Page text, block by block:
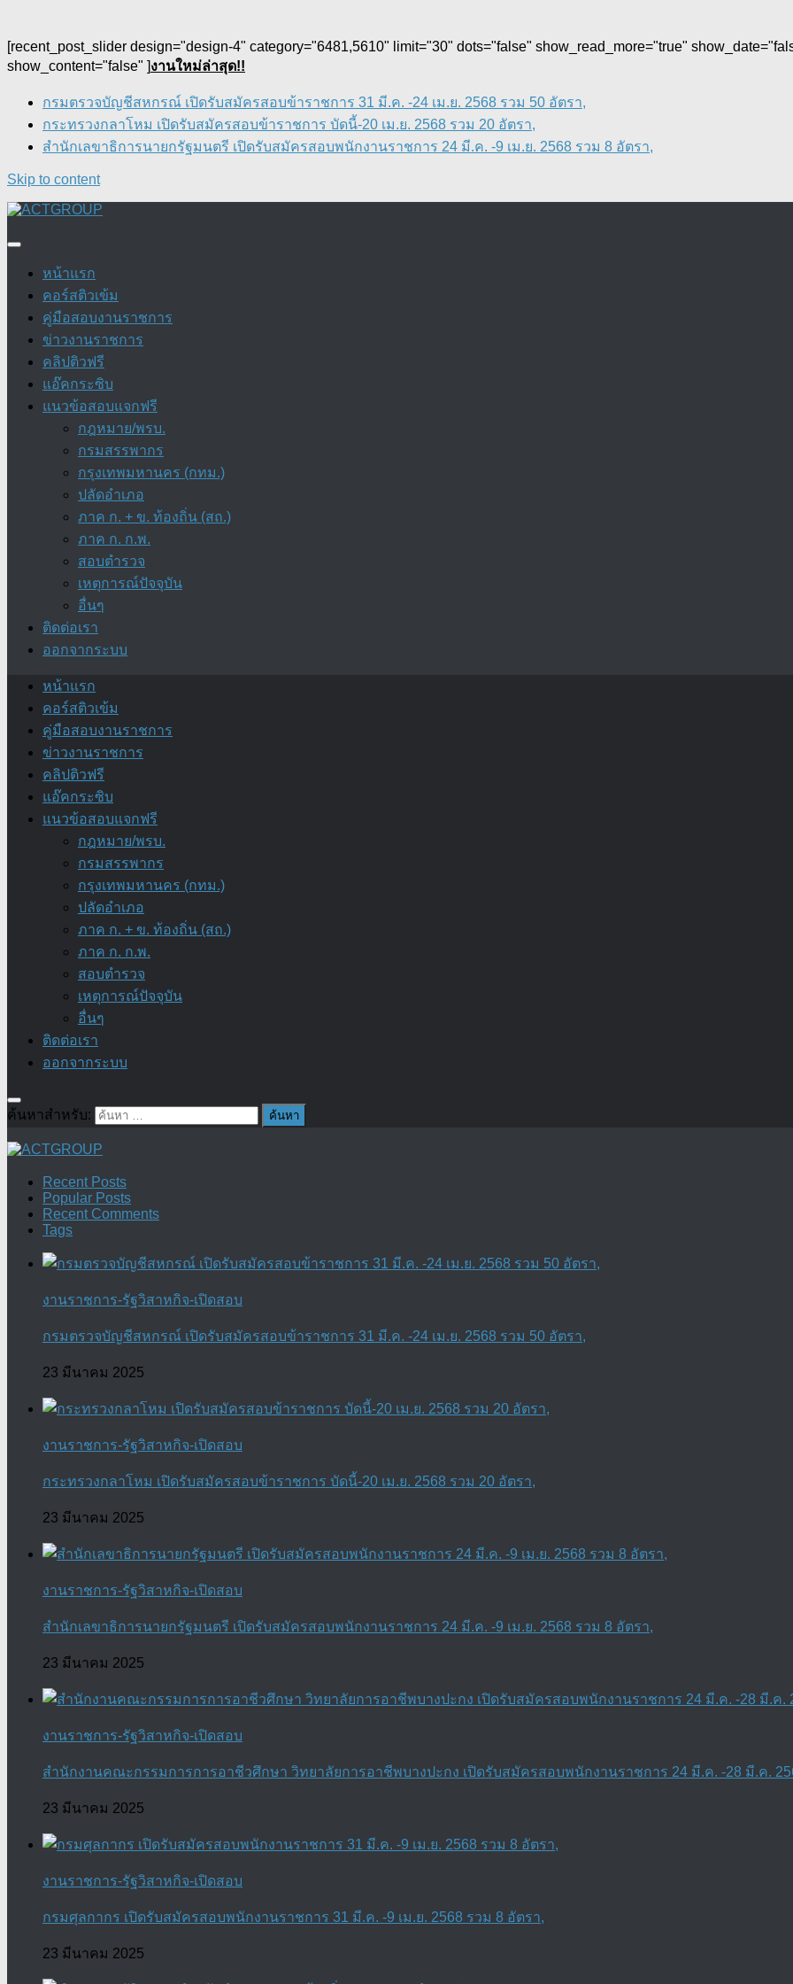
[recent_post_slider design="design-4" category="6481,5610" limit="30" dots="false" show_read_more="true"
show_content="false" ]งานใหม่ล่าสุด!!
กรมตรวจบัญชีสหกรณ์ เปิดรับสมัครสอบข้าราชการ 31 มี.ค. -24 เม.ย. 2568 รวม 50 อัตรา,
กระทรวงกลาโหม เปิดรับสมัครสอบข้าราชการ บัดนี้-20 เม.ย. 2568 รวม 20 อัตรา,
สำนักเลขาธิการนายกรัฐมนตรี เปิดรับสมัครสอบพนักงานราชการ 24 มี.ค. -9 เม.ย. 2568 รวม 8 อัตรา,
Skip to content
หน้าแรก
คอร์สติวเข้ม
คู่มือสอบงานราชการ
ข่าวงานราชการ
คลิปติวฟรี
แอ๊คกระซิบ
แนวข้อสอบแจกฟรี
กฎหมาย/พรบ.
กรมสรรพากร
กรุงเทพมหานคร (กทม.)
ปลัดอำเภอ
ภาค ก. + ข. ท้องถิ่น (สถ.)
ภาค ก. ก.พ.
สอบตำรวจ
เหตุการณ์ปัจจุบัน
อื่นๆ
ติดต่อเรา
ออกจากระบบ
หน้าแรก
คอร์สติวเข้ม
คู่มือสอบงานราชการ
ข่าวงานราชการ
คลิปติวฟรี
แอ๊คกระซิบ
แนวข้อสอบแจกฟรี
กฎหมาย/พรบ.
กรมสรรพากร
กรุงเทพมหานคร (กทม.)
ปลัดอำเภอ
ภาค ก. + ข. ท้องถิ่น (สถ.)
ภาค ก. ก.พ.
สอบตำรวจ
เหตุการณ์ปัจจุบัน
อื่นๆ
ติดต่อเรา
ออกจากระบบ
ค้นหาสำหรับ:
Recent Posts
Popular Posts
Recent Comments
Tags
งานราชการ-รัฐวิสาหกิจ-เปิดสอบ
กรมตรวจบัญชีสหกรณ์ เปิดรับสมัครสอบข้าราชการ 31 มี.ค. -24 เม.ย. 2568 รวม 50 อัตรา,
23 มีนาคม 2025
งานราชการ-รัฐวิสาหกิจ-เปิดสอบ
กระทรวงกลาโหม เปิดรับสมัครสอบข้าราชการ บัดนี้-20 เม.ย. 2568 รวม 20 อัตรา,
23 มีนาคม 2025
งานราชการ-รัฐวิสาหกิจ-เปิดสอบ
สำนักเลขาธิการนายกรัฐมนตรี เปิดรับสมัครสอบพนักงานราชการ 24 มี.ค. -9 เม.ย. 2568 รวม 8 อัตรา,
23 มีนาคม 2025
งานราชการ-รัฐวิสาหกิจ-เปิดสอบ
สำนักงานคณะกรรมการการอาชีวศึกษา วิทยาลัยการอาชีพบางปะกง เปิดรับสมัครสอบพนักงานราชการ 24 มี.ค. -28 มี.ค.
23 มีนาคม 2025
งานราชการ-รัฐวิสาหกิจ-เปิดสอบ
กรมศุลกากร เปิดรับสมัครสอบพนักงานราชการ 31 มี.ค. -9 เม.ย. 2568 รวม 8 อัตรา,
23 มีนาคม 2025